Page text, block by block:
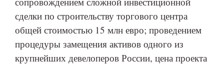
сделки по строительству торгового центра
общей стоимостью 15 млн евро; проведением
процедуры замещения активов одного из
крупнейших девелоперов России, цена проекта